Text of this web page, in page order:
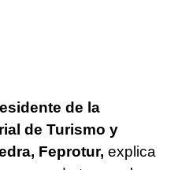
de la
de Turismo y
Feprotur, explica